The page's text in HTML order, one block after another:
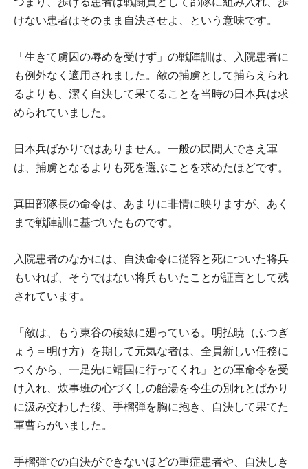
けない患者はそのまま自決させよ、という意味です。
「生きて虜囚の辱めを受けず」の戦陣訓は、入院患者に
も例外なく適用されました。敵の捕虜として捕らえられ
るよりも、潔く自決して果てることを当時の日本兵は求
められていました。
日本兵ばかりではありません。一般の民間人でさえ軍
は、捕虜となるよりも死を選ぶことを求めたほどです。
真田部隊長の命令は、あまりに非情に映りますが、あく
まで戦陣訓に基づいたものです。
入院患者のなかには、自決命令に従容と死についた将兵
もいれば、そうではない将兵もいたことが証言として残
されています。
「敵は、もう東谷の稜線に廻っている。明払暁（ふつぎ
ょう＝明け方）を期して元気な者は、全員新しい任務に
つくから、一足先に靖国に行ってくれ」との軍命令を受
け入れ、炊事班の心づくしの飴湯を今生の別れとばかり
に汲み交わした後、手榴弾を胸に抱き、自決して果てた
軍曹らがいました。
手榴弾での自決ができないほどの重症患者や、自決しき